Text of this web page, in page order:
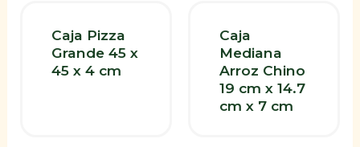
Caja Pizza
Grande 45 x
45 x 4 cm
Caja
Mediana
Arroz Chino
19 cm x 14.7
cm x 7 cm